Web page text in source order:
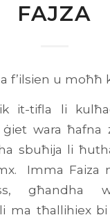
FAJZA
f’ilsien u moħħ
it-tifla li
wara ħafna
sbuħija li
Imma Faiza
għandha
ma tħallihiex